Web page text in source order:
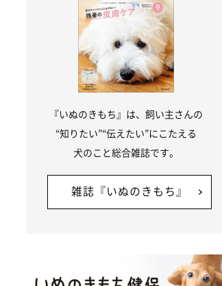
『いぬのきもち』は、飼い主さんの
“知りたい”“伝えたい”にこたえる
犬のこと総合雑誌です。
雑誌『いぬのきもち』